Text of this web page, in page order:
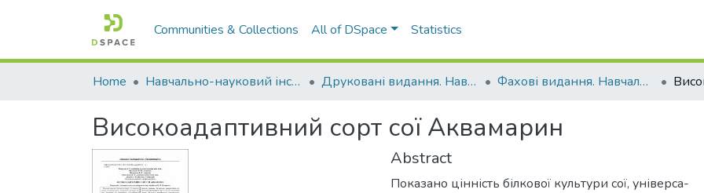
Communities & Collections All of DSpace Statistics
Home Навчально-науковий інститут агротехнологій, селекції та екології Друковані видання. Навчально-науковий інститут агротехнологій, селекції та екології Фахові видання. Навчально-науковий інститут агротехнологій, селекції та екології
Високоадаптивний сорт сої Аквамарин
Abstract
Показано цінність білкової культури сої, універса-